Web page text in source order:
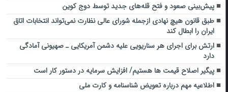
پیش‌بینی صعود و فتح قله‌های جدید توسط دوج کوین
طبق قانون هیچ نهادی ازجمله شورای عالی نظارت نمی‌تواند انتخابات اتاق
ایران را ابطال کند
ارتش برای اجرای هر سناریویی علیه دشمن آمریکایی ـ صهیونی آمادگی
دارد
پیگیر اصلاح قیمت ها هستیم/ افزایش سرمایه در دستور کار است
اطلاعیه مهم درباره تعویض شناسنامه و کارت ملی